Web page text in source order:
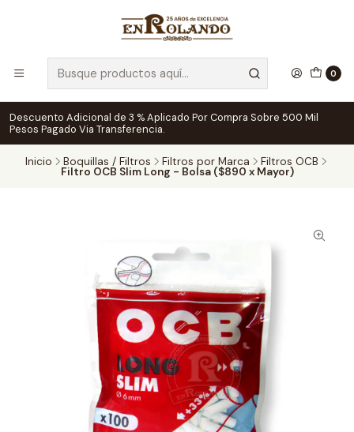
0
Descuento Adicional de 3 % Aplicado Por Compra Sobre 500 Mil
Pesos Pagado Via Transferencia.
Inicio Boquillas / Filtros Filtros por Marca Filtros OCB
Filtro OCB Slim Long - Bolsa ($890 x Mayor)